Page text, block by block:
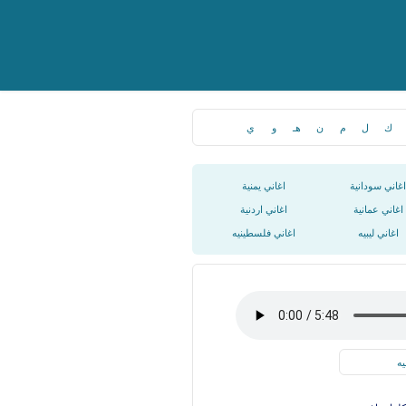
ك ل م ن هـ و ي
اغاني سودانية اغاني يمنية
اغاني عمانية اغاني اردنية
اغاني ليبيه اغاني فلسطينيه